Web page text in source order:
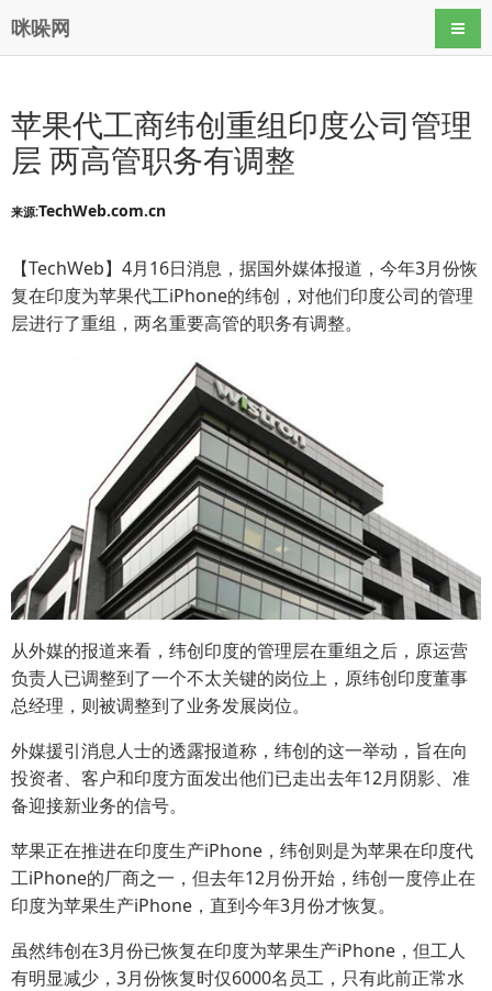
咪哚网 导航
苹果代工商纬创重组印度公司管理
层 两高管职务有调整
来源:TechWeb.com.cn
【TechWeb】4月16日消息，据国外媒体报道，今年3月份恢
复在印度为苹果代工iPhone的纬创，对他们印度公司的管理
层进行了重组，两名重要高管的职务有调整。
从外媒的报道来看，纬创印度的管理层在重组之后，原运营
负责人已调整到了一个不太关键的岗位上，原纬创印度董事
总经理，则被调整到了业务发展岗位。
外媒援引消息人士的透露报道称，纬创的这一举动，旨在向
投资者、客户和印度方面发出他们已走出去年12月阴影、准
备迎接新业务的信号。
苹果正在推进在印度生产iPhone，纬创则是为苹果在印度代
工iPhone的厂商之一，但去年12月份开始，纬创一度停止在
印度为苹果生产iPhone，直到今年3月份才恢复。
虽然纬创在3月份已恢复在印度为苹果生产iPhone，但工人
有明显减少，3月份恢复时仅6000名员工，只有此前正常水